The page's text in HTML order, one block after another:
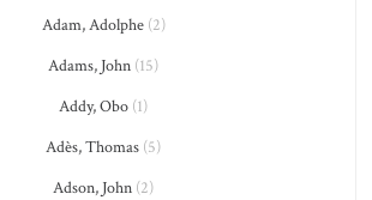
Adam, Adolphe(2)
Adams, John (15)
Addy, Obo (1)
Adès, Thomas (5)
Adson, John (2)